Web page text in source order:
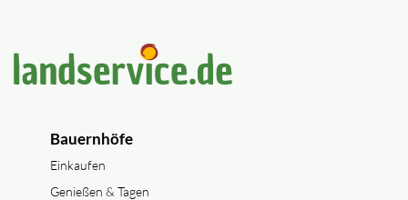
Bauernhöfe
Einkaufen
Genießen & Tagen